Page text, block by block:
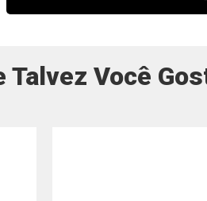
Talvez Você